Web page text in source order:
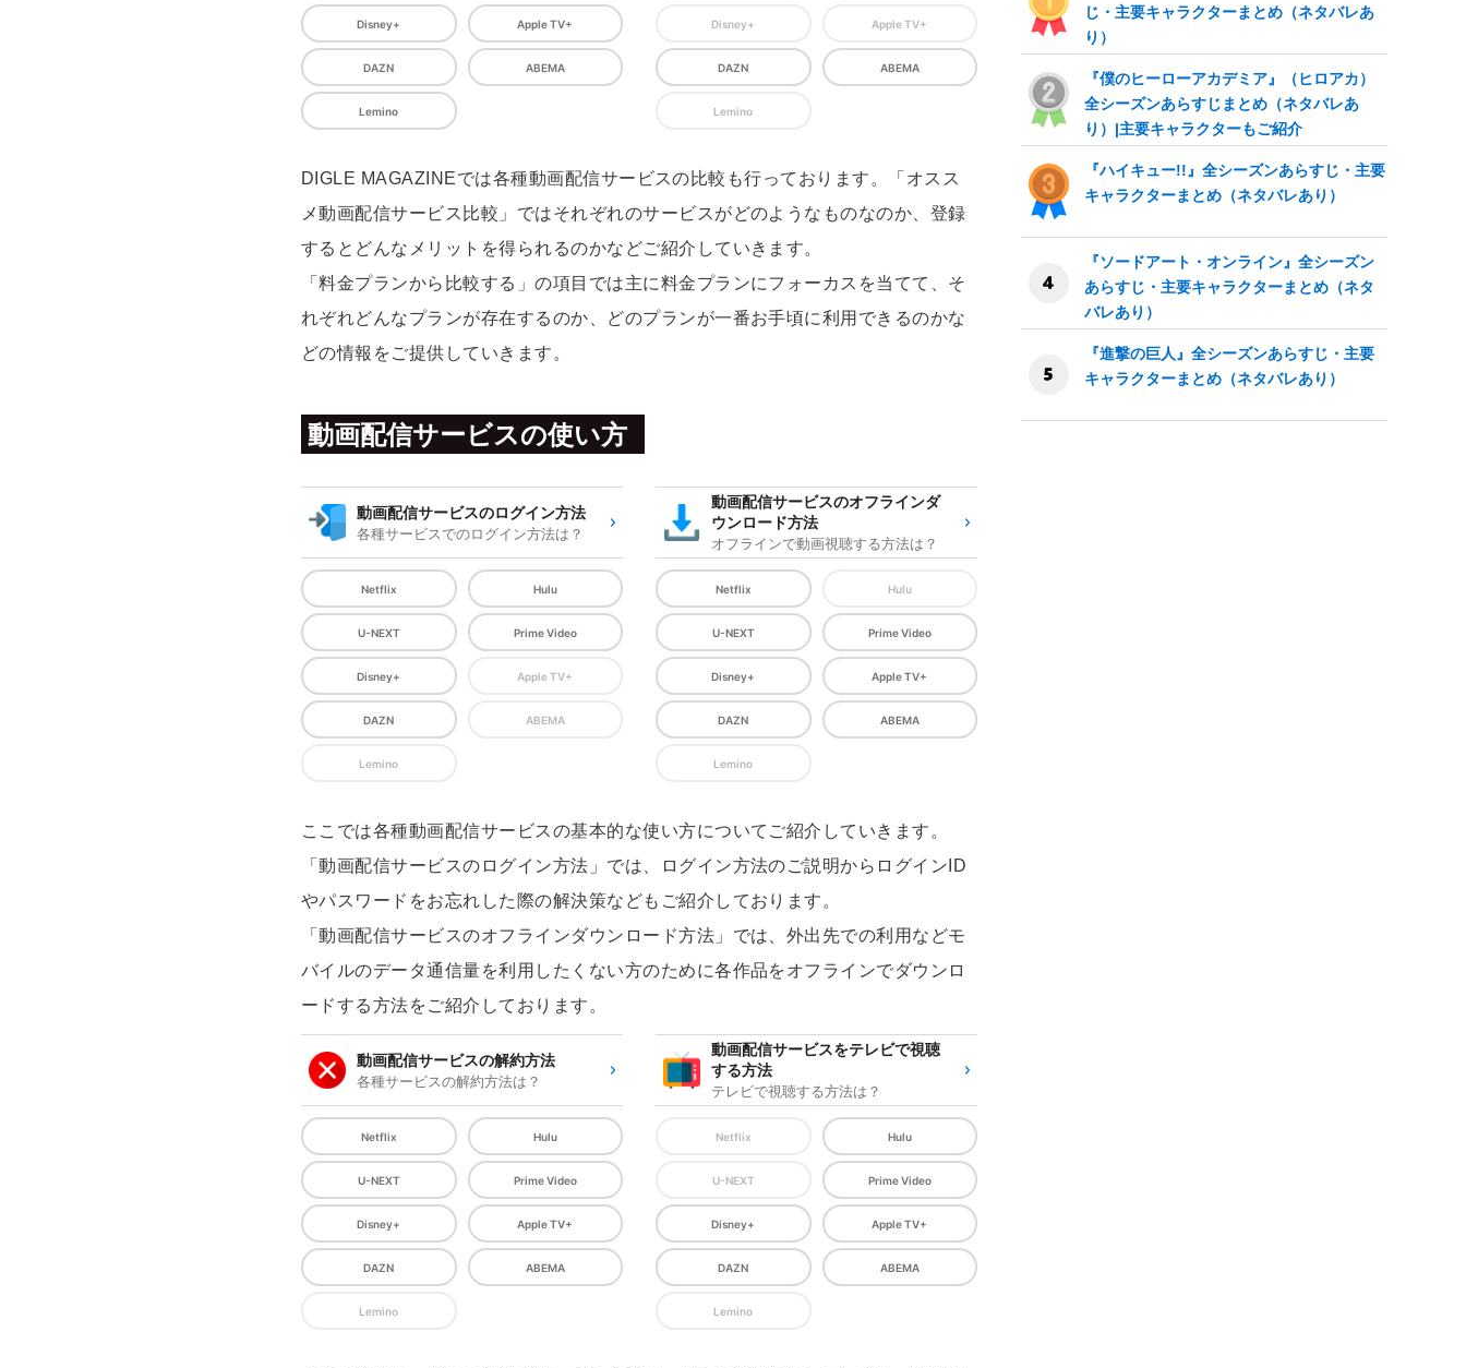
Disney+ Apple TV+
DAZN ABEMA
Lemino
Disney+ Apple TV+
DAZN ABEMA
Lemino
DIGLE MAGAZINEでは各種動画配信サービスの比較も行っております。「オスス
メ動画配信サービス比較」ではそれぞれのサービスがどのようなものなのか、登録
するとどんなメリットを得られるのかなどご紹介していきます。
「料金プランから比較する」の項目では主に料金プランにフォーカスを当てて、そ
れぞれどんなプランが存在するのか、どのプランが一番お手頃に利用できるのかな
どの情報をご提供していきます。
動画配信サービスの使い方
動画配信サービスのログイン方法
各種サービスでのログイン方法は？
Netflix Hulu
U-NEXT Prime Video
Disney+ Apple TV+
DAZN ABEMA
Lemino
動画配信サービスのオフラインダ
ウンロード方法
オフラインで動画視聴する方法は？
Netflix Hulu
U-NEXT Prime Video
Disney+ Apple TV+
DAZN ABEMA
Lemino
ここでは各種動画配信サービスの基本的な使い方についてご紹介していきます。
「動画配信サービスのログイン方法」では、ログイン方法のご説明からログインID
やパスワードをお忘れした際の解決策などもご紹介しております。
「動画配信サービスのオフラインダウンロード方法」では、外出先での利用などモ
バイルのデータ通信量を利用したくない方のために各作品をオフラインでダウンロ
ードする方法をご紹介しております。
動画配信サービスの解約方法
各種サービスの解約方法は？
Netflix Hulu
U-NEXT Prime Video
Disney+ Apple TV+
DAZN ABEMA
Lemino
動画配信サービスをテレビで視聴
する方法
テレビで視聴する方法は？
Netflix Hulu
U-NEXT Prime Video
Disney+ Apple TV+
DAZN ABEMA
Lemino
じ・主要キャラクターまとめ（ネタバレあ
り）
『僕のヒーローアカデミア』（ヒロアカ）
全シーズンあらすじまとめ（ネタバレあ
り）|主要キャラクターもご紹介
『ハイキュー!!』全シーズンあらすじ・主要
キャラクターまとめ（ネタバレあり）
『ソードアート・オンライン』全シーズン
あらすじ・主要キャラクターまとめ（ネタ
バレあり）
『進撃の巨人』全シーズンあらすじ・主要
キャラクターまとめ（ネタバレあり）